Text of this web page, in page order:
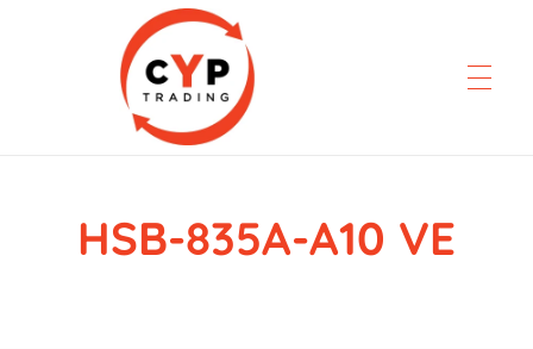
CYP Trading
Professionelle Ersatzteilbeschaffung
HSB-835A-A10 VE